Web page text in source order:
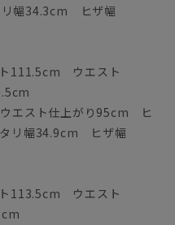
幅34.3cm ヒザ幅
111.5cm ウエスト
エスト仕上がり95cm ヒ
リ幅34.9cm ヒザ幅
113.5cm ウエスト